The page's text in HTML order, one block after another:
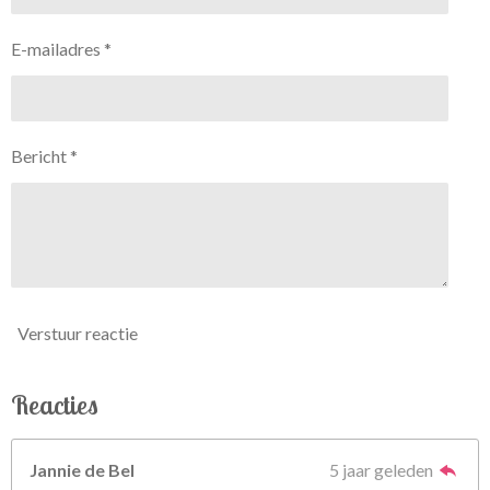
E-mailadres *
Bericht *
Verstuur reactie
Reacties
Jannie de Bel
5 jaar geleden